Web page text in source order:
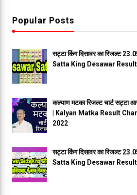
Popular Posts
सट्टा किंग दिसावर का रिजल्ट
Satta King Desawar
कल्याण मटका रिजल्ट चार्ट
| Kalyan Matka Result
2022
सट्टा किंग दिसावर का रिजल्ट
Satta King Desawar